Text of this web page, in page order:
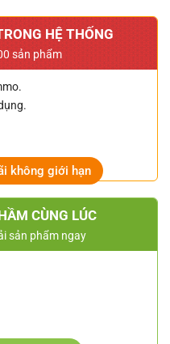
HỆ THỐNG
sản phẩm
không giới hạn
CÙNG LÚC
sản phẩm ngay